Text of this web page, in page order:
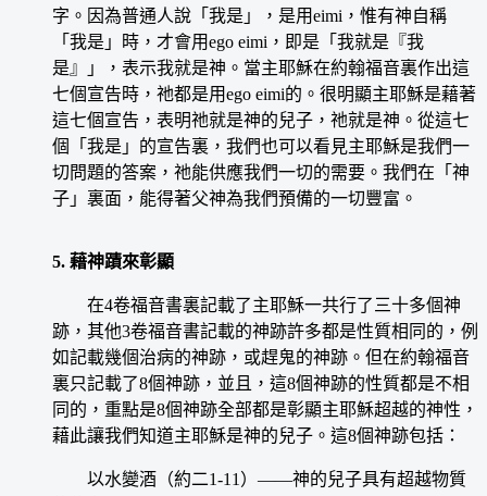
字。因為普通人說「我是」，是用eimi，惟有神自稱
「我是」時，才會用ego eimi，即是「我就是『我
是』」，表示我就是神。當主耶穌在約翰福音裏作出這
七個宣告時，祂都是用ego eimi的。很明顯主耶穌是藉著
這七個宣告，表明祂就是神的兒子，祂就是神。從這七
個「我是」的宣告裏，我們也可以看見主耶穌是我們一
切問題的答案，祂能供應我們一切的需要。我們在「神
子」裏面，能得著父神為我們預備的一切豐富。
5. 藉神蹟來彰顯
在4卷福音書裏記載了主耶穌一共行了三十多個神
跡，其他3卷福音書記載的神跡許多都是性質相同的，例
如記載幾個治病的神跡，或趕鬼的神跡。但在約翰福音
裏只記載了8個神跡，並且，這8個神跡的性質都是不相
同的，重點是8個神跡全部都是彰顯主耶穌超越的神性，
藉此讓我們知道主耶穌是神的兒子。這8個神跡包括：
以水變酒（約二1-11）——神的兒子具有超越物質